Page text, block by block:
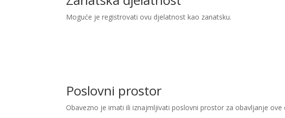
Moguće je registrovati ovu djelatnost kao zanatsku.
Poslovni prostor
Obavezno je imati ili iznajmljivati poslovni prostor za obavljanje ove